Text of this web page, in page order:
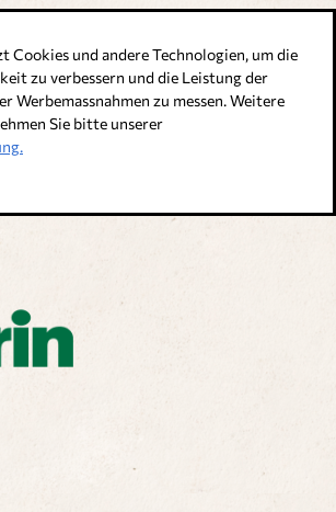
Cookies und andere Technologien, um die
zu verbessern und die Leistung der
Werbemassnahmen zu messen. Weitere
Sie bitte unserer
Nahrungsergänzung. Schweizer Qualität